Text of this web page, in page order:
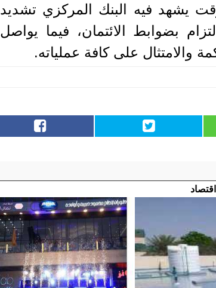
يشهد فيه البنك المركزي تشديد
بضوابط الائتمان، فيما يواصل
والامتثال على كافة عملياته.
اقتصاد